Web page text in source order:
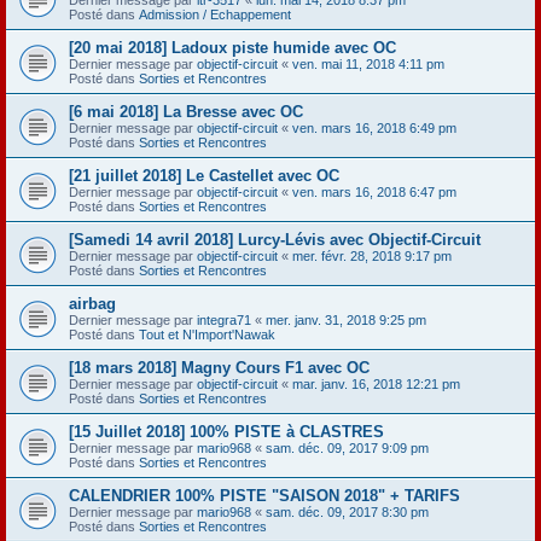
Posté dans Admission / Echappement
[20 mai 2018] Ladoux piste humide avec OC
Dernier message par objectif-circuit « ven. mai 11, 2018 4:11 pm
Posté dans Sorties et Rencontres
[6 mai 2018] La Bresse avec OC
Dernier message par objectif-circuit « ven. mars 16, 2018 6:49 pm
Posté dans Sorties et Rencontres
[21 juillet 2018] Le Castellet avec OC
Dernier message par objectif-circuit « ven. mars 16, 2018 6:47 pm
Posté dans Sorties et Rencontres
[Samedi 14 avril 2018] Lurcy-Lévis avec Objectif-Circuit
Dernier message par objectif-circuit « mer. févr. 28, 2018 9:17 pm
Posté dans Sorties et Rencontres
airbag
Dernier message par integra71 « mer. janv. 31, 2018 9:25 pm
Posté dans Tout et N'Import'Nawak
[18 mars 2018] Magny Cours F1 avec OC
Dernier message par objectif-circuit « mar. janv. 16, 2018 12:21 pm
Posté dans Sorties et Rencontres
[15 Juillet 2018] 100% PISTE à CLASTRES
Dernier message par mario968 « sam. déc. 09, 2017 9:09 pm
Posté dans Sorties et Rencontres
CALENDRIER 100% PISTE "SAISON 2018" + TARIFS
Dernier message par mario968 « sam. déc. 09, 2017 8:30 pm
Posté dans Sorties et Rencontres